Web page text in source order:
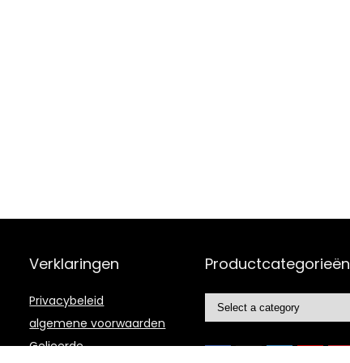
Verklaringen
Privacybeleid
algemene voorwaarden
Gelieerde
Productcategorieën